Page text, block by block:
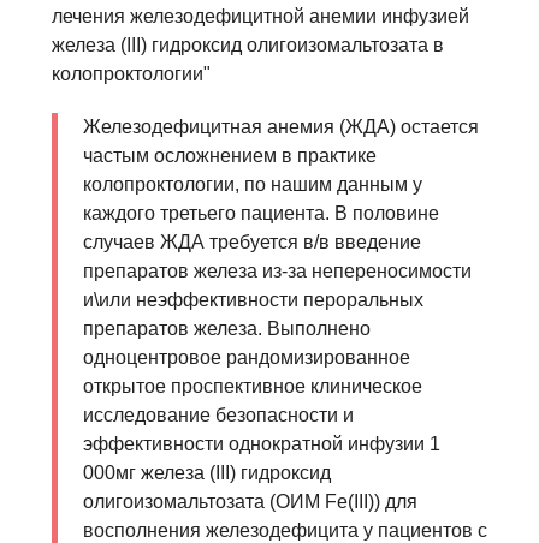
лечения железодефицитной анемии инфузией
железа (III) гидроксид олигоизомальтозата в
колопроктологии"
Железодефицитная анемия (ЖДА) остается
частым осложнением в практике
колопроктологии, по нашим данным у
каждого третьего пациента. В половине
случаев ЖДА требуется в/в введение
препаратов железа из-за непереносимости
и\или неэффективности пероральных
препаратов железа. Выполнено
одноцентровое рандомизированное
открытое проспективное клиническое
исследование безопасности и
эффективности однократной инфузии 1
000мг железа (III) гидроксид
олигоизомальтозата (ОИМ Fe(III)) для
восполнения железодефицита у пациентов с